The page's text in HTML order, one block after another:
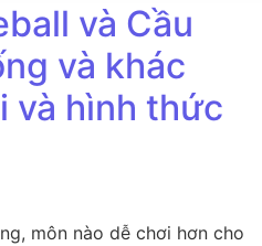
và Cầu
và khác
và hình thức
môn nào dễ chơi hơn cho